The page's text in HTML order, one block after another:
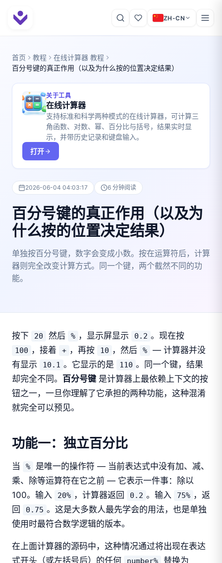
ZH-CN
首页 教程
在线计算器 教程
百分号键的真正作用（以及为什么按的位置决定结果）
关于工具
在线计算器
支持标准和科学两种模式的在线计算器，可计算三
角函数、对数、幂、百分比与括号，结果实时显
示，并带历史记录和键盘输入。
打开
2026-06-04 04:03:17 6 分钟阅读
百分号键的真正作用（以及为
什么按的位置决定结果）
单独按百分号键，数字会变成小数。按在运算符后，计算
器则完全改变计算方式。同一个键，两个截然不同的功
能。
按下 20 然后 % ，显示屏显示 0.2 。现在按
100 ，接着 + ，再按 10 ，然后 %
— 计算器并没
有显示
10.1 。它显示的是 110 。同一个键，结果
却完全不同。 百分号键是计算器上最依赖上下文的按
钮之一，一旦你理解了它承担的两种功能，这种混淆
就完全可以预见。
功能一：独立百分比
当 %
是唯一的操作符 — 当前表达式中没有加、减、
乘、除等运算符在它之前 — 它表示一件事：除以
100。输入
20% ，计算器返回 0.2 。输入 75% ，返
回
0.75 。这是大多数人最先学会的用法，也是单独
使用时最符合数学逻辑的版本。
在上面计算器的源码中，这种情况通过将出现在表达
式开头（或左括号后）的任何
number% 替换为